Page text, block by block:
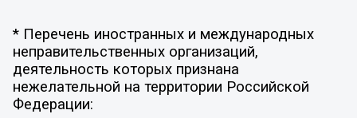
* Перечень иностранных и международных
неправительственных организаций,
деятельность которых признана
нежелательной на территории Российской
Федерации: